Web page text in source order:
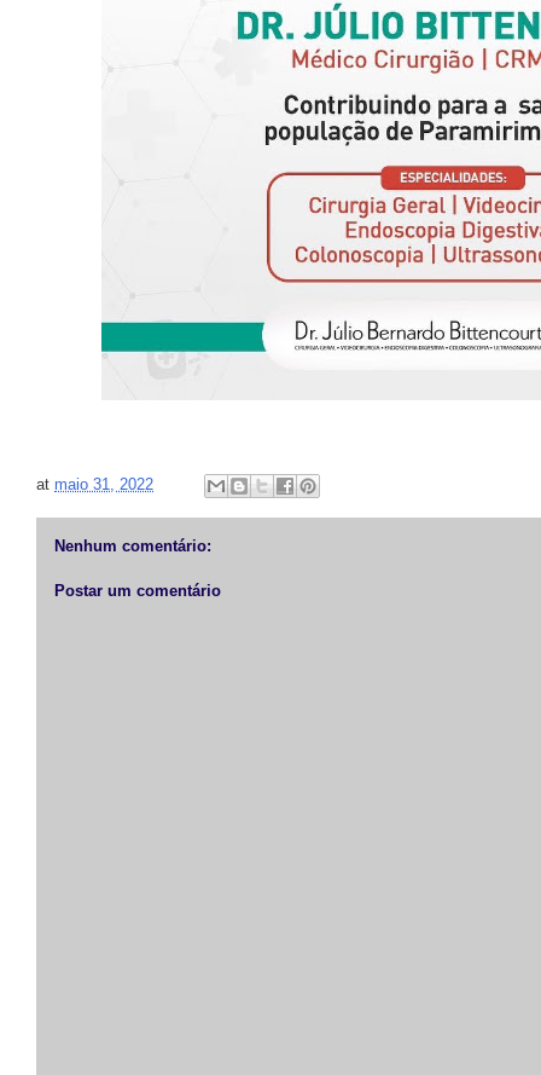
at maio 31, 2022
Nenhum comentário:
Postar um comentário